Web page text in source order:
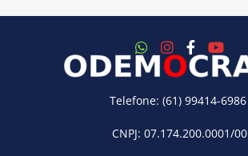
Telefone: (61) 99414-6986
CNPJ: 07.174.200.0001/00